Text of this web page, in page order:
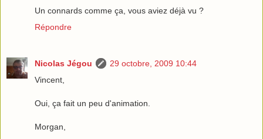
Un connards comme ça, vous aviez déjà vu ?
Répondre
Nicolas Jégou
29 octobre, 2009 10:44
Vincent,
Oui, ça fait un peu d'animation.
Morgan,